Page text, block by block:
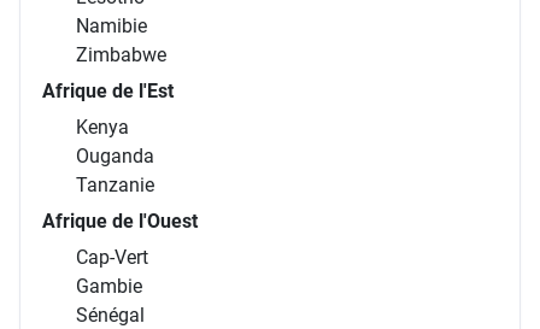
Namibie
Zimbabwe
Afrique de l'Est
Kenya
Ouganda
Tanzanie
Afrique de l'Ouest
Cap-Vert
Gambie
Sénégal